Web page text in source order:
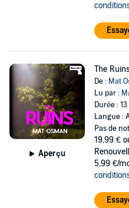
Aperçu
The
De : Mat
Lu par :
Durée :
Langue :
Pas de
19,99 €
5,99 €/